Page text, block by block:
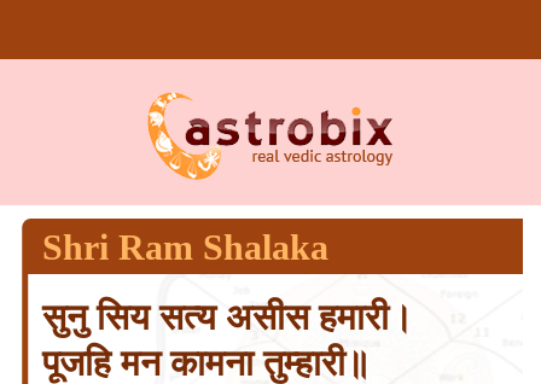
Shri Ram Shalaka
सुनु सिय सत्य असीस हमारी।
पूजहि मन कामना तुम्हारी॥